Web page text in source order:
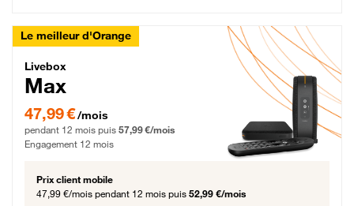
Le meilleur d'Orange
Livebox Max Fibre
Livebox
Max
47,99 € par mois pendant 12 mois puis 57,99 € par mois, Engagement 12 mois
47,99 €/mois
pendant 12 mois puis 57,99 €/mois
Engagement 12 mois
Prix client mobile
47,99 €/mois pendant 12 mois puis 52,99 €/mois